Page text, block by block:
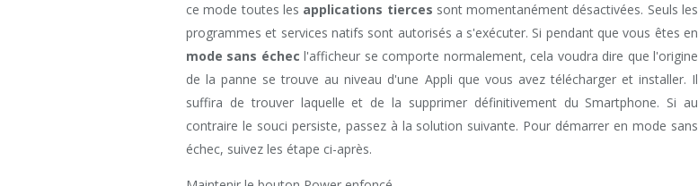
ce mode toutes les applications tierces sont momentanément désactivées. Seuls les
programmes et services natifs sont autorisés a s'exécuter. Si pendant que vous êtes en
mode sans échec l'afficheur se comporte normalement, cela voudra dire que l'origine
de la panne se trouve au niveau d'une Appli que vous avez télécharger et installer. Il
suffira de trouver laquelle et de la supprimer définitivement du Smartphone. Si au
contraire le souci persiste, passez à la solution suivante. Pour démarrer en mode sans
échec, suivez les étape ci-après.